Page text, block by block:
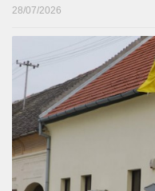
28/07/2026